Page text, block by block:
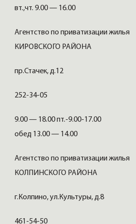
вт.,чт. 9.00 — 16.00
Агентство по приватизации жилья
КИРОВСКОГО РАЙОНА
пр.Стачек, д.12
252-34-05
9.00 — 18.00 пт.-9.00-17.00
обед 13.00 — 14.00
Агентство по приватизации жилья
КОЛПИНСКОГО РАЙОНА
г.Колпино, ул.Культуры, д.8
461-54-50